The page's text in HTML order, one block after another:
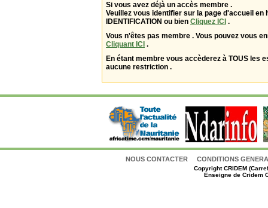
Si vous avez déjà un accès membre .
Veuillez vous identifier sur la page d'accueil en
IDENTIFICATION ou bien Cliquez ICI .
Vous n'êtes pas membre . Vous pouvez vous
Cliquant ICI .
En étant membre vous accèderez à TOUS les
aucune restriction .
NOUS CONTACTER CONDITIONS
CopyrightCRIDEM
Enseigne de Cridem